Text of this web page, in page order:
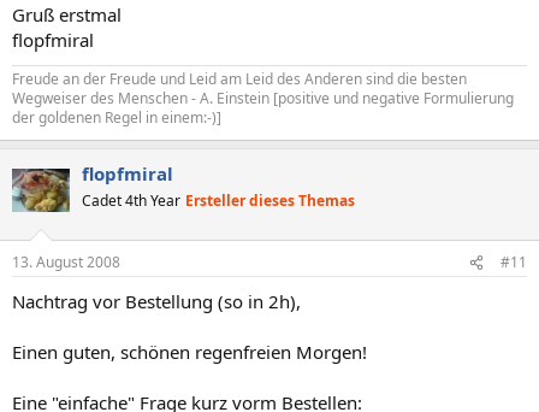
Gruß erstmal
flopfmiral
Freude an der Freude und Leid am Leid des Anderen sind die besten
Wegweiser des Menschen - A. Einstein [positive und negative Formulierung
der goldenen Regel in einem:-)]
flopfmiral
Cadet 4th Year Ersteller dieses Themas
13. August 2008 #11
Nachtrag vor Bestellung (so in 2h),
Einen guten, schönen regenfreien Morgen!
Eine "einfache" Frage kurz vorm Bestellen: